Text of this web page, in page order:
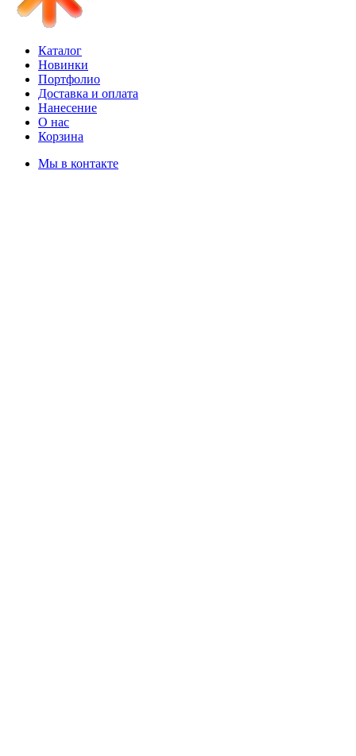
Каталог
Новинки
Портфолио
Доставка и оплата
Нанесение
О нас
Корзина
Мы в контакте